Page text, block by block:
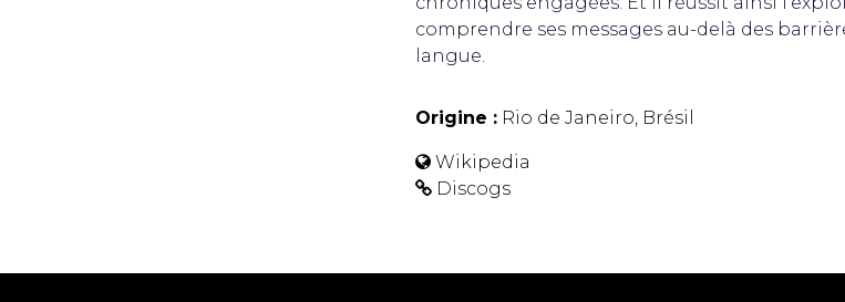
comprendre ses messages au-delà des
langue.
Origine :Rio de Janeiro, Brésil
Wikipedia
Discogs